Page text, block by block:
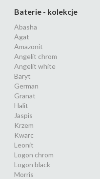
Baterie - kolekcje
Abasha
Agat
Amazonit
Angelit chrom
Angelit white
Baryt
German
Granat
Halit
Jaspis
Krzem
Kwarc
Leonit
Logon chrom
Logon black
Morris